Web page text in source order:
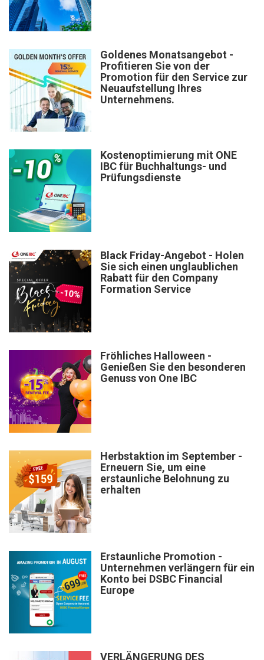
Goldenes Monatsangebot -
Profitieren Sie von der
Promotion für den Service zur
Neuaufstellung Ihres
Unternehmens.
Kostenoptimierung mit ONE
IBC für Buchhaltungs- und
Prüfungsdienste
Black Friday-Angebot - Holen
Sie sich einen unglaublichen
Rabatt für den Company
Formation Service
Fröhliches Halloween -
Genießen Sie den besonderen
Genuss von One IBC
Herbstaktion im September -
Erneuern Sie, um eine
erstaunliche Belohnung zu
erhalten
Erstaunliche Promotion -
Unternehmen verlängern für ein
Konto bei DSBC Financial
Europe
VERLÄNGERUNG DES